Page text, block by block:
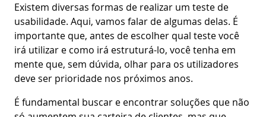
Existem diversas formas de realizar um teste de
usabilidade. Aqui, vamos falar de algumas delas. É
importante que, antes de escolher qual teste você
irá utilizar e como irá estruturá-lo, você tenha em
mente que, sem dúvida, olhar para os utilizadores
deve ser prioridade nos próximos anos.
É fundamental buscar e encontrar soluções que não